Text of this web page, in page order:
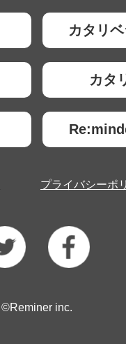
カタリ
カタ
プライバシーポ
©Reminer inc.